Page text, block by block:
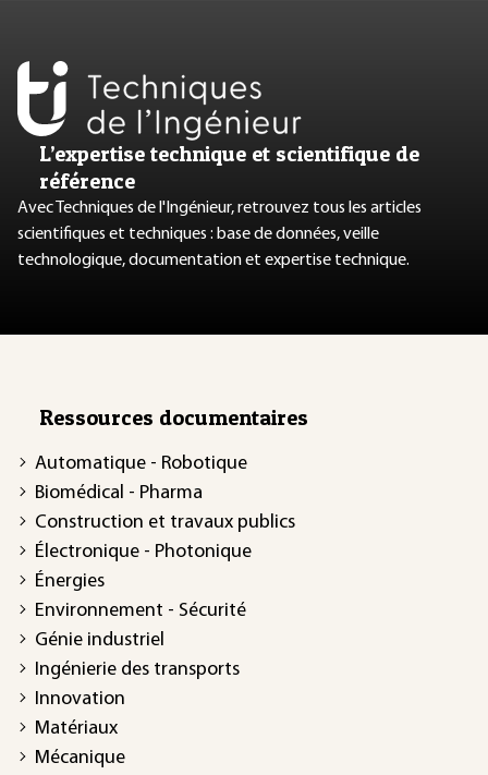
L’expertise technique et scientifique de
référence
Avec Techniques de l'Ingénieur, retrouvez tous les articles
scientifiques et techniques : base de données, veille
technologique, documentation et expertise technique.
Ressources documentaires
Automatique - Robotique
Biomédical - Pharma
Construction et travaux publics
Électronique - Photonique
Énergies
Environnement - Sécurité
Génie industriel
Ingénierie des transports
Innovation
Matériaux
Mécanique